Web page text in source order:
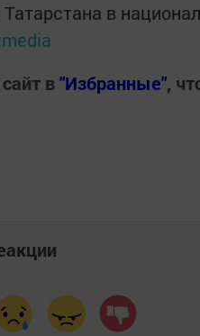
Татарстана в
в"Избранные",